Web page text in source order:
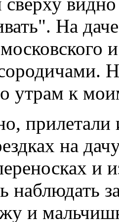
На
утрам к
прилетали
на
и
наблюдать
и